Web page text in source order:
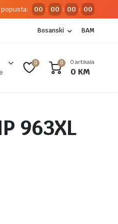
00 : 00 : 00 : 00
Bosanski BAM
0 0 0 artikala
0 KM
963XL